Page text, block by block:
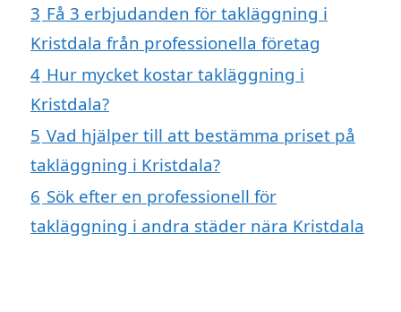
3 Få 3 erbjudanden för takläggning i
Kristdala från professionella företag
4 Hur mycket kostar takläggning i
Kristdala?
5 Vad hjälper till att bestämma priset på
takläggning i Kristdala?
6 Sök efter en professionell för
takläggning i andra städer nära Kristdala